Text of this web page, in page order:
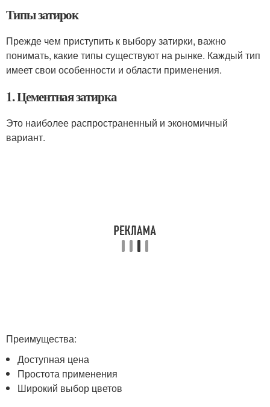
Типы затирок
Прежде чем приступить к выбору затирки, важно
понимать, какие типы существуют на рынке. Каждый тип
имеет свои особенности и области применения.
1. Цементная затирка
Это наиболее распространенный и экономичный
вариант.
Преимущества:
Доступная цена
Простота применения
Широкий выбор цветов